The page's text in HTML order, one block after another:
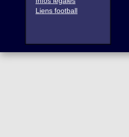
Liens football